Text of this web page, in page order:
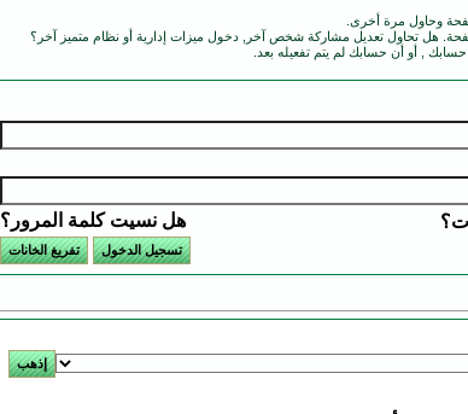
وحاول مرة أخرى.
هل تحاول تعديل مشاركة شخص آخر, دخول ميزات إدارية أو نظام متميز آخر؟
, أو أن حسابك لم يتم تفعيله بعد.
هل نسيت كلمة المرور؟